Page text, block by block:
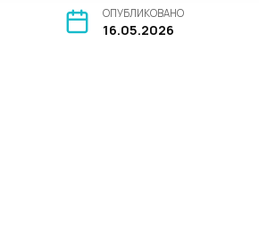
ОПУБЛИКОВАНО
16.05.2026